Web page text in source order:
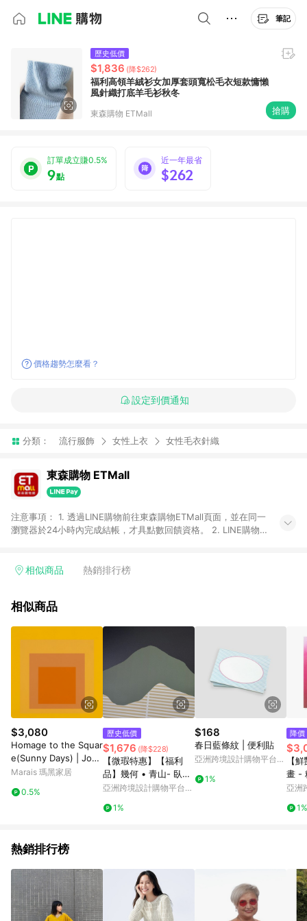
筆記
歷史低價
$1,836 (降$262)
福利高領羊絨衫女加厚套頭寬松毛衣短款慵懶
風針織打底羊毛衫秋冬
東森購物 ETMall 搶購
訂單成立賺0.5%
9點
近一年最省
$262
價格趨勢怎麼看？
設定到價通知
分類： 流行服飾 女性上衣 女性毛衣針織
東森購物 ETMall
注意事項： 1. 透過LINE購物前往東森購物ETMall頁面，並在同一
瀏覽器於24小時內完成結帳，才具點數回饋資格。 2. LINE購物
單，皆不在點數回饋範圍內。 3. 如購買以下類別商品，將無法獲
球嚴選、商城、專案商品、「草莓網」全館商品。 4. 如取消訂
實際回饋請依LINE購物通知為主。 6. 訂單如有使用東森購物
ETMall站內之折扣優惠(包含但不限於東森幣、樂透金、東森現金
券等)，不具點數回饋資格。詳細請依東森購物ETMall之結帳頁面
顯示為準。 7. LINE購物設有「單一商品最高回饋點數」機制(特
殊活動時開放「回饋無上限」)，以同一訂單中同一商品不論件數
計算，並依訂單成立時間當下LINE購物所設定的回饋機制為準。
8. LINE購物為購物資訊整合性平台，商品資料更新會有時間差，
如顯示之商品規格、顏色、價位、贈品與東森購物ETMall銷售網
頁不符，以銷售網頁標示為準。 9. 若有贈點爭議，請務必於訂單
日期+180天以內至LINE購物客服洽詢；若超過180天(含)以上進
行申訴，恕無法贈點回饋。 10. 部分點數紅包僅限指定商品使
用，或不適用於無回饋商品。各點數紅包之適用商品與使用條件
請依點數紅包頁面規則為準。
相似商品 熱銷排行榜
相似商品
$3,080
Homage to the Squar
e(Sunny Days) | Jose
f Albers - 銀色鋁框-中
Marais 瑪黑家居
0.5%
歷史低價
$1,676 (降$228)
【微瑕特惠】【福利
品】幾何 • 青山- 臥室
掛畫/簡約風/北歐風
亞洲跨境設計購物平台
1%
$168
春日藍條紋 | 便利貼
亞洲跨境設計購物平台
1%
降價
【
畫 -
亞洲
1%
熱銷排行榜